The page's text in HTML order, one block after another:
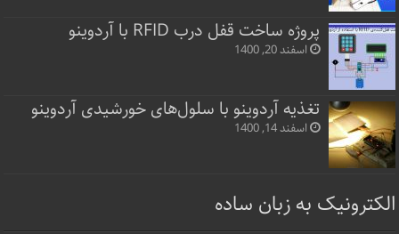
پروژه ساخت قفل‌ درب RFID با آردوینو
اسفند 20, 1400
تغذیه آردوینو با سلول‌های خورشیدی آردوینو
اسفند 14, 1400
الکترونیک به زبان ساده